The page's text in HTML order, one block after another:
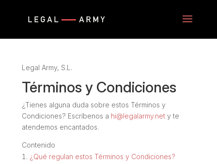
Legal Army, S.L.
Términos y Condiciones
¿Tienes alguna duda sobre estos Términos y
Condiciones? Escríbenos a hi@legalarmy.nety te
atendemos encantados.
Contenido
¿Qué regulan estos Términos y Condiciones?